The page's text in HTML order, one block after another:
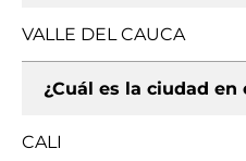
VALLE DEL CAUCA
¿Cuál es la ciudad en
CALI